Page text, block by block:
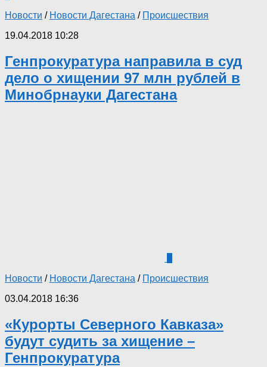
Новости / Новости Дагестана / Происшествия
19.04.2018 10:28
Генпрокуратура направила в суд
дело о хищении 97 млн рублей в
Минобрнауки Дагестана
Новости / Новости Дагестана / Происшествия
03.04.2018 16:36
«Курорты Северного Кавказа»
будут судить за хищение –
Генпрокуратура